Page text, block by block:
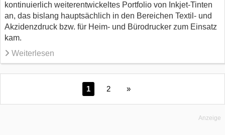
kontinuierlich weiterentwickeltes Portfolio von Inkjet-Tinten
an, das bislang hauptsächlich in den Bereichen Textil- und
Akzidenzdruck bzw. für Heim- und Bürodrucker zum Einsatz
kam.
Weiterlesen
1 2 »
Anzeige